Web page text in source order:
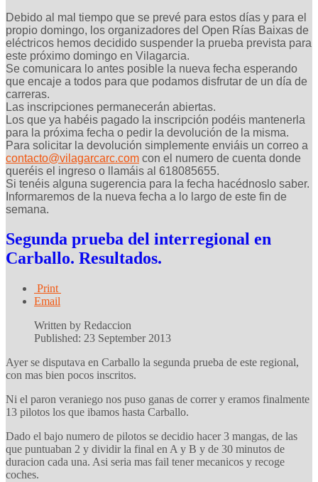
Debido al mal tiempo que se prevé para estos días y para el
propio domingo, los organizadores del Open Rías Baixas de
eléctricos hemos decidido suspender la prueba prevista para
este próximo domingo en Vilagarcia.
Se comunicara lo antes posible la nueva fecha esperando
que encaje a todos para que podamos disfrutar de un día de
carreras.
Las inscripciones permanecerán abiertas.
Los que ya habéis pagado la inscripción podéis mantenerla
para la próxima fecha o pedir la devolución de la misma.
Para solicitar la devolución simplemente enviáis un correo a
contacto@vilagarcarc.com con el numero de cuenta donde
queréis el ingreso o llamáis al 618085655.
Si tenéis alguna sugerencia para la fecha hacédnoslo saber.
Informaremos de la nueva fecha a lo largo de este fin de
semana.
Segunda prueba del interregional en
Carballo. Resultados.
Print
Email
Written by Redaccion
Published: 23 September 2013
Ayer se disputava en Carballo la segunda prueba de este regional,
con mas bien pocos inscritos.
Ni el paron veraniego nos puso ganas de correr y eramos finalmente
13 pilotos los que ibamos hasta Carballo.
Dado el bajo numero de pilotos se decidio hacer 3 mangas, de las
que puntuaban 2 y dividir la final en A y B y de 30 minutos de
duracion cada una. Asi seria mas fail tener mecanicos y recoge
coches.